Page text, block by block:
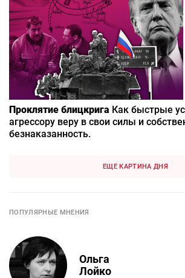
Проклятие блицкрига Как быстрые
агрессору веру в свои силы и
безнаказанность.
ЕЩЕ КАРТИНА ДНЯ
ПОПУЛЯРНЫЕ МНЕНИЯ
Ольга
Лойко